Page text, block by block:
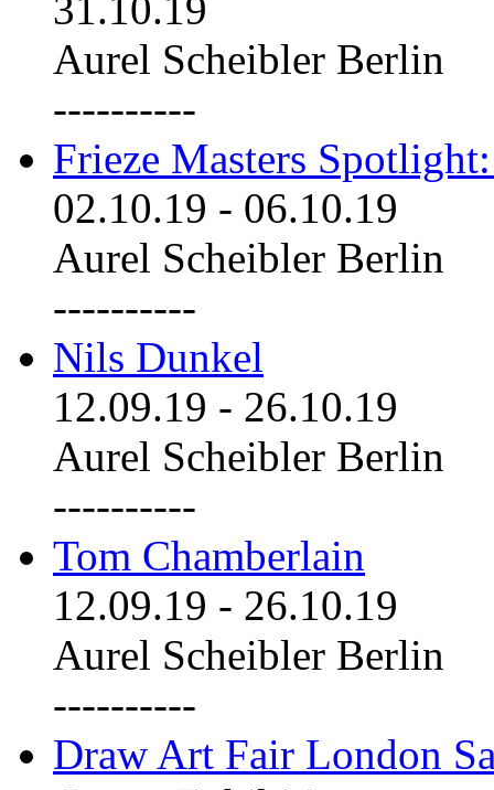
Aurel Scheibler Berlin
----------
Frieze Masters
02.10.19 - 06.10.19
Aurel Scheibler Berlin
----------
Nils Dunkel
12.09.19 - 26.10.19
Aurel Scheibler Berlin
----------
Tom Chamberlain
12.09.19 - 26.10.19
Aurel Scheibler Berlin
----------
Draw Art Fair London